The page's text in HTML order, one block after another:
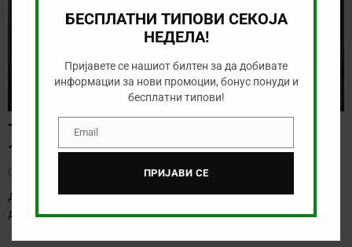
Тикет на денот (понеделник,
10.08.2026)
Денешната понуда не е баш инспиративна, но повеќе нема
денови каде што е тешко да[…]
БЕСПЛАТНИ ТИПОВИ СЕКОЈА
НЕДЕЛА!
Пријавете се нашиот билтен за да добивате
информации за нови промоции, бонус понуди и
бесплатни типови!
EmailEmail
ПРИЈАВИ СЕ